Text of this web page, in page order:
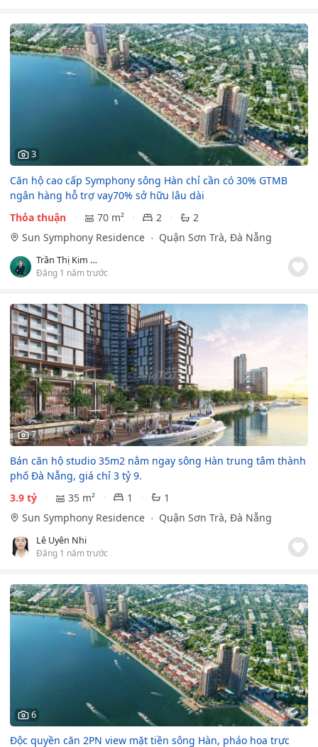
3
Căn hộ cao cấp Symphony sông Hàn chỉ cần có 30% GTMB
ngân hàng hỗ trợ vay70% sở hữu lâu dài
Thỏa thuận
70 m² 2
2
Sun Symphony Residence
Quận Sơn Trà, Đà Nẵng
Trần Thị Kim Như
Đăng 1 năm trước
7
Bán căn hộ studio 35m2 nằm ngay sông Hàn trung tâm thành
phố Đà Nẵng, giá chỉ 3 tỷ 9.
3.9 tỷ
35 m² 1
1
Sun Symphony Residence
Quận Sơn Trà, Đà Nẵng
Lê Uyên Nhi
Đăng 1 năm trước
6
Độc quyền căn 2PN view mặt tiền sông Hàn, pháo hoa trực